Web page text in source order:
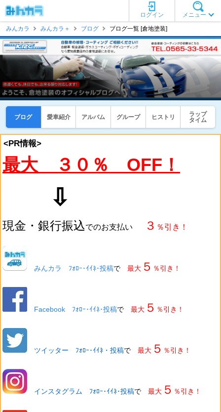
メニュー
ログイン
みんカラ
みんカラ＋ ブログ ブログ一覧 [倉地塗装]
ブログ 愛車紹介 アルバム グループ ヒストリ
ラップ
タイム
<PR情報>
最大 ３０％ OFF！
⇩
現金・銀行振込でのお支払い ３ ％引き！
みんカラ ﾌｫﾛｰ･ｲｲﾈ･投稿で 最大 ５ ％引き！
Facebook ﾌｫﾛｰ･ｲｲﾈ･投稿で 最大 ５ ％引き！
ツイッター ﾌｫﾛｰ･ｲｲﾈ・投稿で 最大 ５ ％引き！
インスタグラム ﾌｫﾛｰ･ｲｲﾈ･投稿で 最大 ５ ％引き！